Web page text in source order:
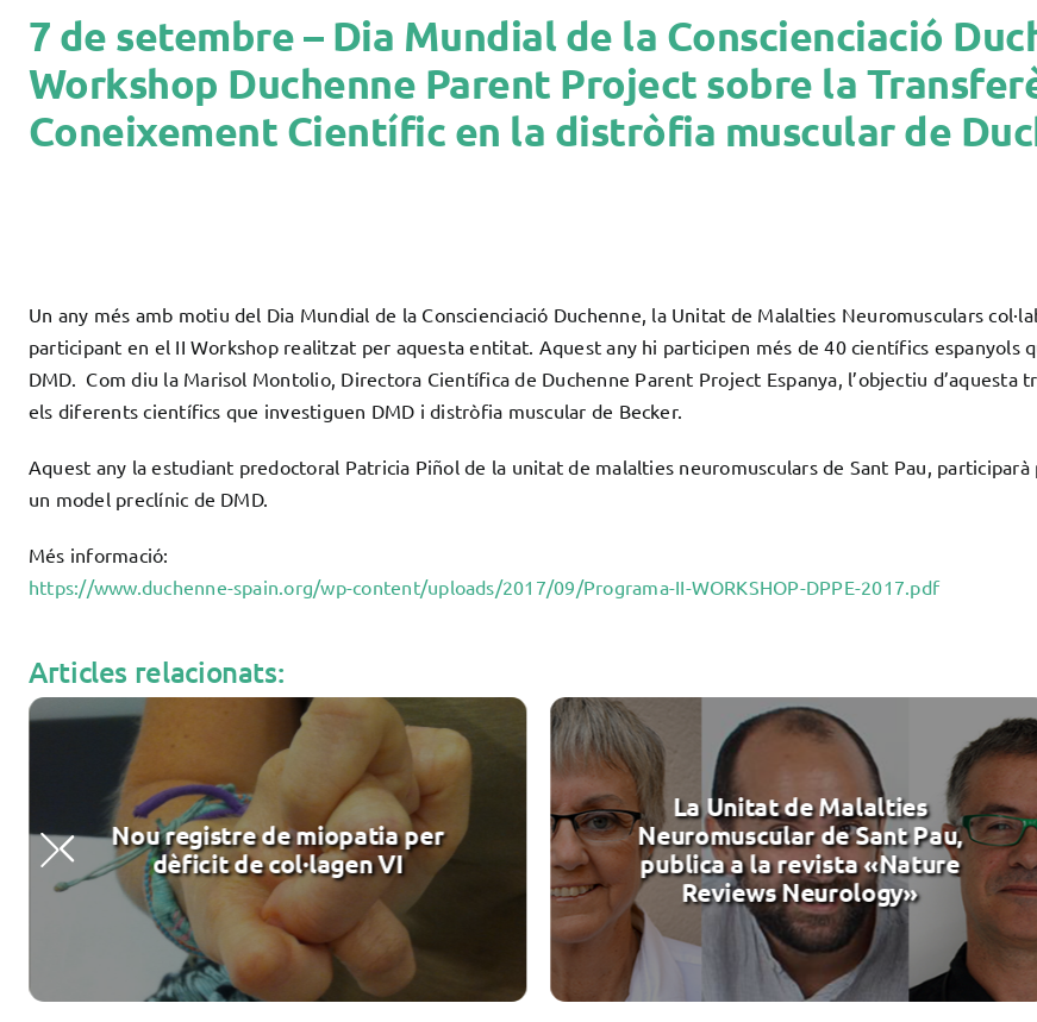
7 de setembre – Dia Mundial de la Conscienciació
Workshop Duchenne Parent Project sobre la
Coneixement Científic en la distròfia muscular de
Un any més amb motiu del Dia Mundial de la Conscienciació Duchenne, la Unitat de Malalties Neuromusculars
participant en el II Workshop realitzat per aquesta entitat. Aquest any hi participen més de 40 científics espanyols
DMD. Com diu la Marisol Montolio, Directora Científica de Duchenne Parent Project Espanya, l’objectiu d’aquesta
els diferents científics que investiguen DMD i distròfia muscular de Becker.
Aquest any la estudiant predoctoral Patricia Piñol de la unitat de malalties neuromusculars de Sant Pau,
un model preclínic de DMD.
Més informació:
https://www.duchenne-spain.org/wp-content/uploads/2017/09/Programa-II-WORKSHOP-DPPE-2017.pdf
Articles relacionats:
Nou registre de miopatia per
dèficit de col·lagen VI
La Unitat de Malalties
Neuromuscular de Sant Pau,
publica a la revista «Nature
Reviews Neurology»